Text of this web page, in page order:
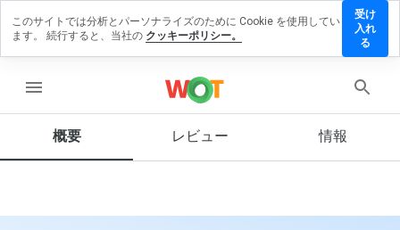
menu
概要 レビュー 情報
ビュ
残す
この
イト
このサイトでは分析とパーソナライズのために Cookie を使用してい
ます。 続行すると、当社の クッキーポリシー。
受け
入れ
る